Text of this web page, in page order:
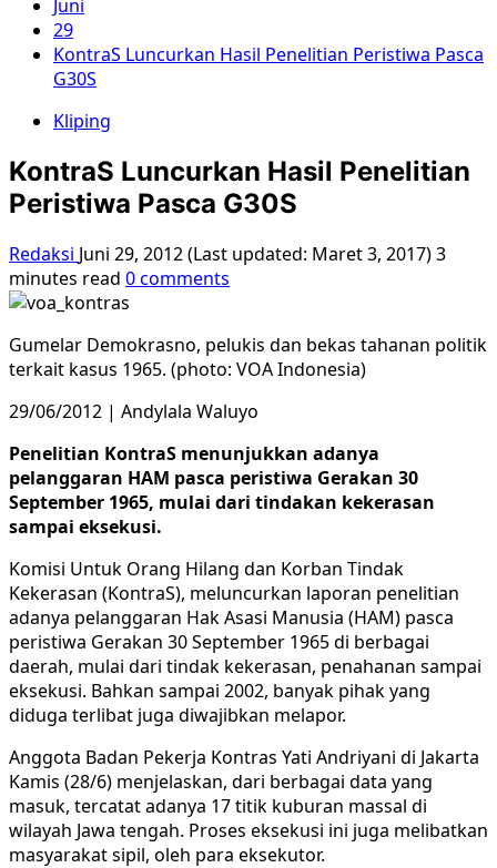
Juni
29
KontraS Luncurkan Hasil Penelitian Peristiwa Pasca
G30S
Kliping
KontraS Luncurkan Hasil Penelitian
Peristiwa Pasca G30S
Redaksi Juni 29, 2012 (Last updated: Maret 3, 2017)3
minutes read 0 comments
Gumelar Demokrasno, pelukis dan bekas tahanan politik
terkait kasus 1965. (photo: VOA Indonesia)
29/06/2012 | Andylala Waluyo
Penelitian KontraS menunjukkan adanya
pelanggaran HAM pasca peristiwa Gerakan 30
September 1965, mulai dari tindakan kekerasan
sampai eksekusi.
Komisi Untuk Orang Hilang dan Korban Tindak
Kekerasan (KontraS), meluncurkan laporan penelitian
adanya pelanggaran Hak Asasi Manusia (HAM) pasca
peristiwa Gerakan 30 September 1965 di berbagai
daerah, mulai dari tindak kekerasan, penahanan sampai
eksekusi. Bahkan sampai 2002, banyak pihak yang
diduga terlibat juga diwajibkan melapor.
Anggota Badan Pekerja Kontras Yati Andriyani di Jakarta
Kamis (28/6) menjelaskan, dari berbagai data yang
masuk, tercatat adanya 17 titik kuburan massal di
wilayah Jawa tengah. Proses eksekusi ini juga melibatkan
masyarakat sipil, oleh para eksekutor.